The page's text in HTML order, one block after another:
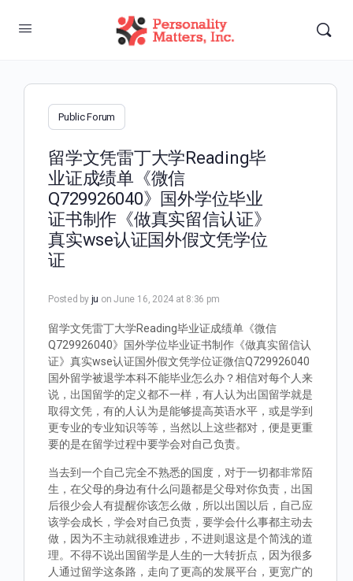
Public Forum
留学文凭雷丁大学Reading毕
业证成绩单《微信
Q729926040》国外学位毕业
证书制作《做真实留信认证》
真实wse认证国外假文凭学位
证
Posted by ju on June 16, 2024 at 8:36 pm
留学文凭雷丁大学Reading毕业证成绩单《微信
Q729926040》国外学位毕业证书制作《做真实留信认
证》真实wse认证国外假文凭学位证微信Q729926040
国外留学被退学本科不能毕业怎么办？相信对每个人来
说，出国留学的定义都不一样，有人认为出国留学就是
取得文凭，有的人认为是能够提高英语水平，或是学到
更专业的专业知识等等，当然以上这些都对，便是更重
要的是在留学过程中要学会对自己负责。
当去到一个自己完全不熟悉的国度，对于一切都非常陌
生，在父母的身边有什么问题都是父母对你负责，出国
后很少会人有提醒你该怎么做，所以出国以后，自己应
该学会成长，学会对自己负责，要学会什么事都主动去
做，因为不主动就很难进步，不进则退这是个简浅的道
理。不得不说出国留学是人生的一大转折点，因为很多
人通过留学这条路，走向了更高的发展平台，更宽广的